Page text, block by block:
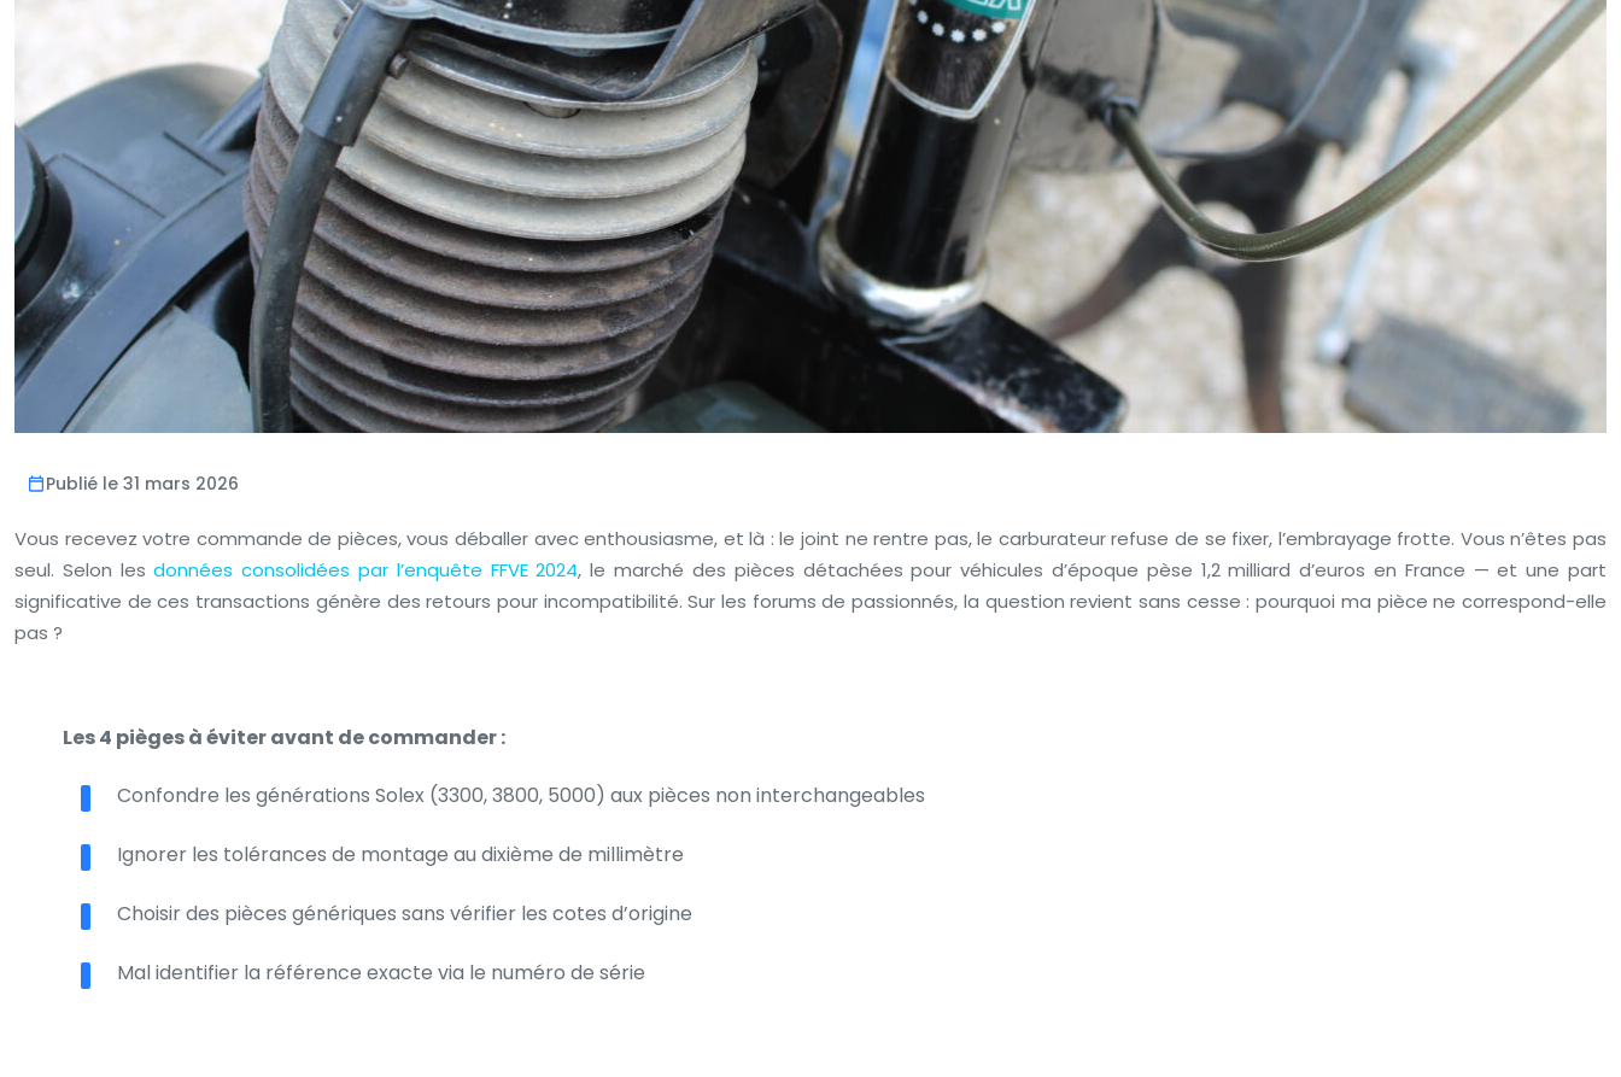
Publié le 31 mars 2026
Vous recevez votre commande de pièces, vous déballer avec enthousiasme, et là : le joint ne rentre pas, le carburateur refuse de se fixer, l’embrayage frotte. Vous n’êtes pas
seul. Selon lesdonnées consolidées par l’enquête FFVE 2024, le marché des pièces détachées pour véhicules d’époque pèse 1,2 milliard d’euros en France — et une part
significative de ces transactions génère des retours pour incompatibilité. Sur les forums de passionnés, la question revient sans cesse : pourquoi ma pièce ne correspond-elle
pas ?
Les 4 pièges à éviter avant de commander :
Confondre les générations Solex (3300, 3800, 5000) aux pièces non interchangeables
Ignorer les tolérances de montage au dixième de millimètre
Choisir des pièces génériques sans vérifier les cotes d’origine
Mal identifier la référence exacte via le numéro de série